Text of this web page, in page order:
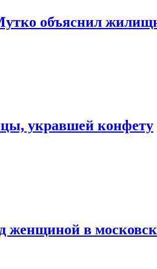
объяснил
укравшей конфету
женщиной в